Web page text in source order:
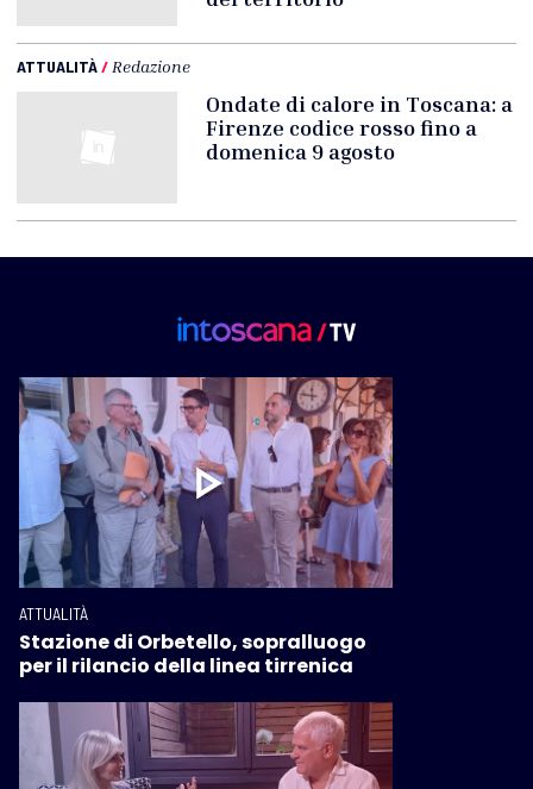
ATTUALITÀ/ Redazione
Ondate di calore in Toscana: a
Firenze codice rosso fino a
domenica 9 agosto
ATTUALITÀ
Stazione di Orbetello, sopralluogo
per il rilancio della linea tirrenica